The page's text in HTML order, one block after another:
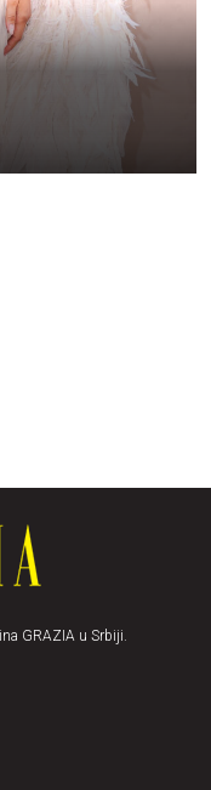
GRAZIA u Srbiji.